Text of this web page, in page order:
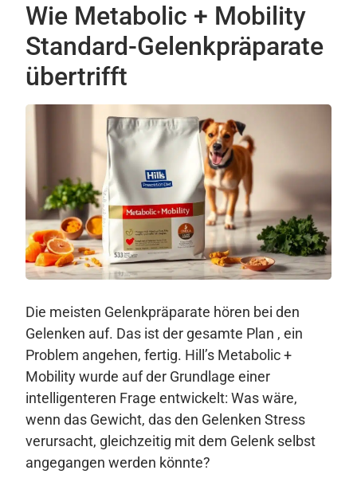
Wie Metabolic + Mobility
Standard-Gelenkpräparate
übertrifft
Die meisten Gelenkpräparate hören bei den
Gelenken auf. Das ist der gesamte Plan , ein
Problem angehen, fertig. Hill’s Metabolic +
Mobility wurde auf der Grundlage einer
intelligenteren Frage entwickelt: Was wäre,
wenn das Gewicht, das den Gelenken Stress
verursacht, gleichzeitig mit dem Gelenk selbst
angegangen werden könnte?